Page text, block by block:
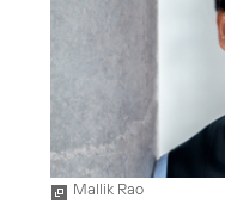
Mallik Rao